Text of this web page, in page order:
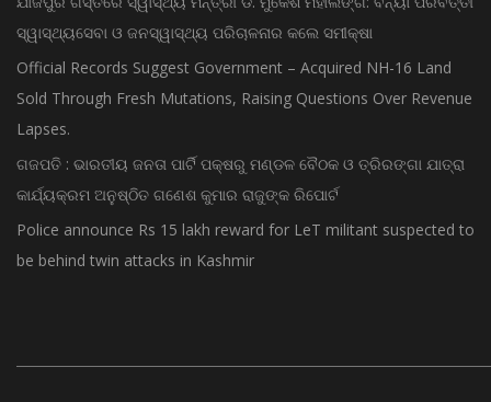
ସ୍ୱାସ୍ଥ୍ୟସେବା ଓ ଜନସ୍ୱାସ୍ଥ୍ୟ ପରିଚାଳନାର କଲେ ସମୀକ୍ଷା
Official Records Suggest Government – Acquired NH-16 Land
Sold Through Fresh Mutations, Raising Questions Over Revenue
Lapses.
ଗଜପତି : ଭାରତୀୟ ଜନତା ପାର୍ଟି ପକ୍ଷରୁ ମଣ୍ଡଳ ବୈଠକ ଓ ତ୍ରିରଙ୍ଗା ଯାତ୍ରା
କାର୍ଯ୍ୟକ୍ରମ ଅନୁଷ୍ଠିତ ଗଣେଶ କୁମାର ରାଜୁଙ୍କ ରିପୋର୍ଟ
Police announce Rs 15 lakh reward for LeT militant suspected to
be behind twin attacks in Kashmir